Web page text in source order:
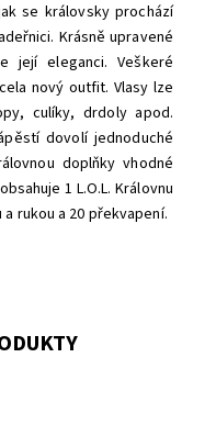
se královsky prochází
Krásně upravené
její eleganci. Veškeré
nový outfit. Vlasy lze
culíky, drdoly apod.
dovolí jednoduché
doplňky vhodné
1 L.O.L. Královnu
rukou a 20 překvapení.